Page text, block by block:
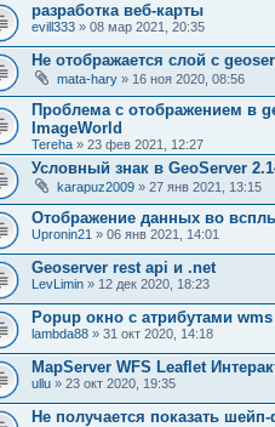
разработка веб-карты
evill333 » 08 мар 2021, 20:35
Не отображается слой с
mata-hary » 16 ноя 2020, 08:56
Проблема с отображением в
ImageWorld
Tereha » 23 фев 2021, 12:27
Условный знак в GeoServer
karapuz2009 » 27 янв 2021, 13:15
Отображение данных во
Upronin21 » 06 янв 2021, 14:01
Geoserver rest api и .net
LevLimin » 12 дек 2020, 18:23
Popup окно с атрибутами
lambda88 » 31 окт 2020, 14:18
MapServer WFS Leaflet
ullu » 23 окт 2020, 19:35
Не получается показать